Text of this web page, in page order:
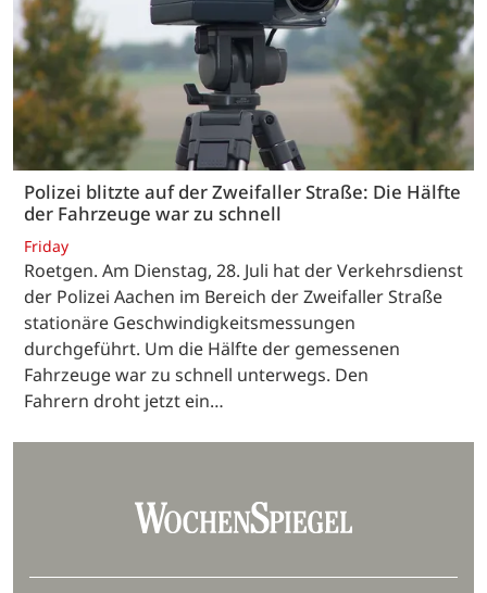
Polizei blitzte auf der Zweifaller Straße: Die Hälfte
der Fahrzeuge war zu schnell
Friday
Roetgen. Am Dienstag, 28. Juli hat der Verkehrsdienst
der Polizei Aachen im Bereich der Zweifaller Straße
stationäre Geschwindigkeitsmessungen
durchgeführt. Um die Hälfte der gemessenen
Fahrzeuge war zu schnell unterwegs. Den
Fahrern droht jetzt ein…